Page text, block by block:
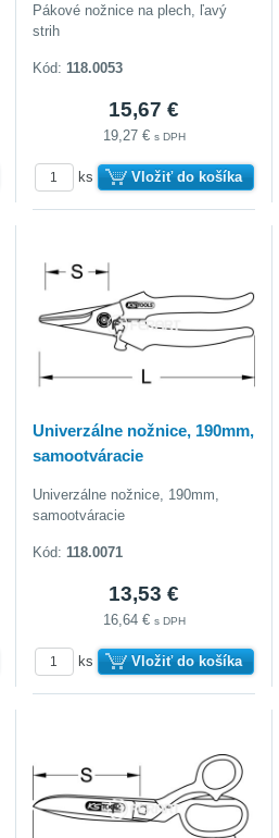
Pákové nožnice na plech, ľavý
strih
Kód: 118.0053
15,67 €
19,27 € s DPH
ks Vložiť do košíka
Univerzálne nožnice, 190mm,
samootváracie
Univerzálne nožnice, 190mm,
samootváracie
Kód: 118.0071
13,53 €
16,64 € s DPH
ks Vložiť do košíka